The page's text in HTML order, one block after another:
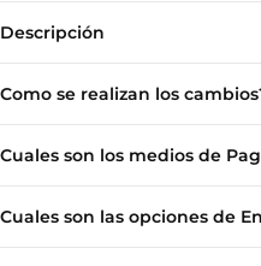
Descripción
Como se realizan los
Cuales son los medios de
Cuales son las opciones de